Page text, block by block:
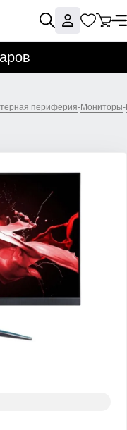
периферия-Мониторы-